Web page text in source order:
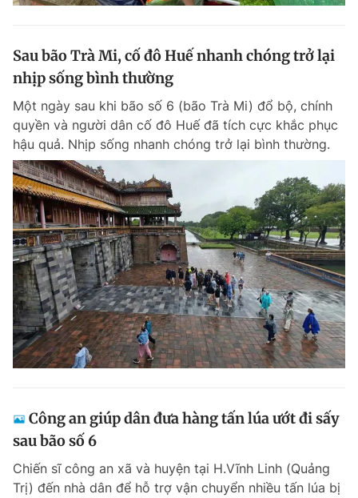
Sau bão Trà Mi, cố đô Huế nhanh chóng trở lại
nhịp sống bình thường
Một ngày sau khi bão số 6 (bão Trà Mi) đổ bộ, chính
quyền và người dân cố đô Huế đã tích cực khắc phục
hậu quả. Nhịp sống nhanh chóng trở lại bình thường.
Công an giúp dân đưa hàng tấn lúa ướt đi sấy
sau bão số 6
Chiến sĩ công an xã và huyện tại H.Vĩnh Linh (Quảng
Trị) đến nhà dân để hỗ trợ vận chuyển nhiều tấn lúa bị